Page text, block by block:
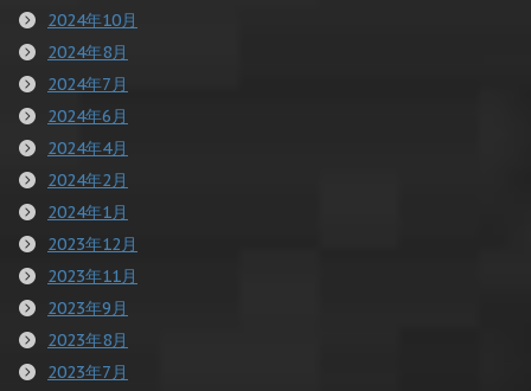
2024年10月
2024年8月
2024年7月
2024年6月
2024年4月
2024年2月
2024年1月
2023年12月
2023年11月
2023年9月
2023年8月
2023年7月